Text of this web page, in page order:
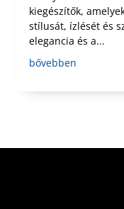
kiegészítők,
stílusát, ízlését és
elegancia és a...
bővebben